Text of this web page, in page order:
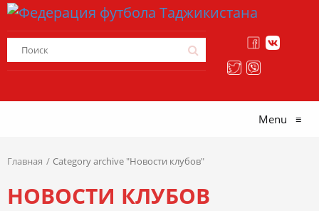
Menu ≡
Главная Category archive "Новости клубов"
НОВОСТИ КЛУБОВ